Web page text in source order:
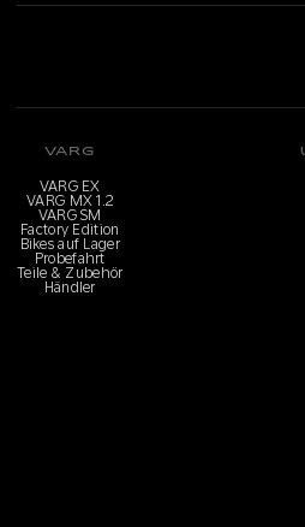
VARG
VARG EX
VARG MX 1.2
VARG SM
Factory Edition
Bikes auf Lager
Probefahrt
Teile & Zubehör
Händler